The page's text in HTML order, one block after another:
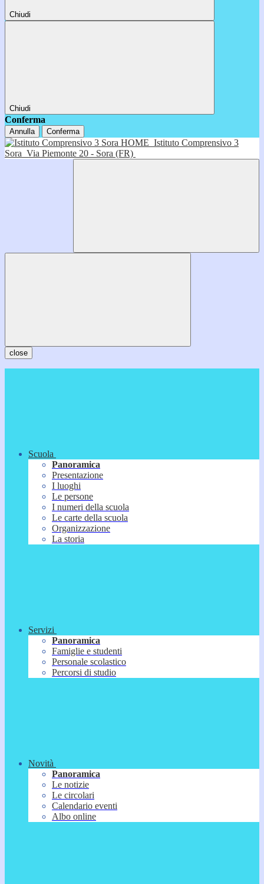
Chiudi
Chiudi
Conferma
Annulla Conferma
HOME Istituto Comprensivo 3
Sora Via Piemonte 20 - Sora (FR)
close
Scuola
Panoramica
Presentazione
I luoghi
Le persone
I numeri della scuola
Le carte della scuola
Organizzazione
La storia
Servizi
Panoramica
Famiglie e studenti
Personale scolastico
Percorsi di studio
Novità
Panoramica
Le notizie
Le circolari
Calendario eventi
Albo online